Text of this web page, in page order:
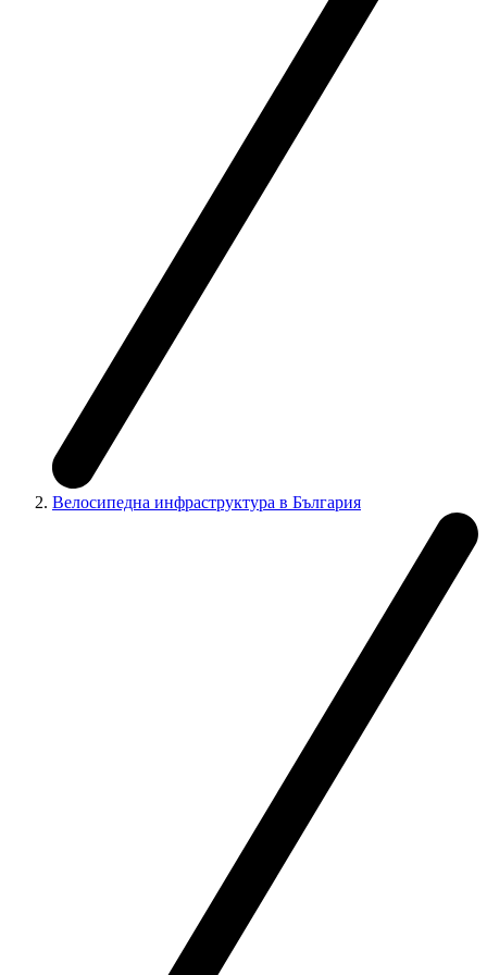
Велосипедна инфраструктура в България